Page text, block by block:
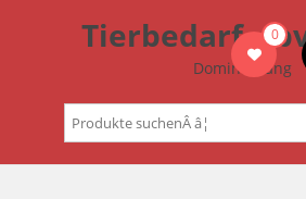
Tierbedarf –
Dominik Lang
0
Suchen
nach: